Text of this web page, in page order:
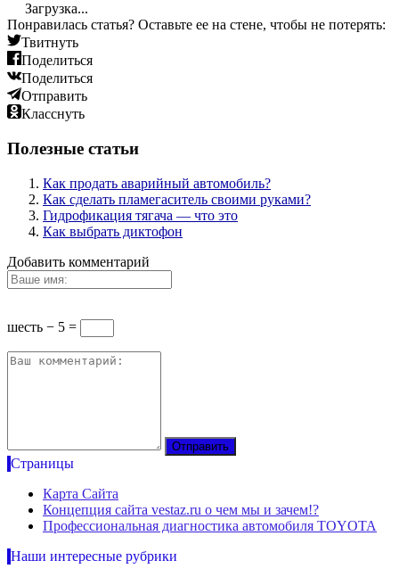
Загрузка...
Понравилась статья? Оставьте ее на стене, чтобы не потерять:
Твитнуть
Поделиться
Поделиться
Отправить
Класснуть
Полезные статьи
Как продать аварийный автомобиль?
Как сделать пламегаситель своими руками?
Гидрофикация тягача — что это
Как выбрать диктофон
Добавить комментарий
шесть − 5 =
Страницы
Карта Сайта
Концепция сайта vestaz.ru о чем мы и зачем!?
Профессиональная диагностика автомобиля TOYOTA
Наши интересные рубрики